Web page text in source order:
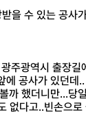
을 수 있는 공사
주광역시 출장길
에 공사가 있던데..
까 했더니만...당
없다고..빈손으로